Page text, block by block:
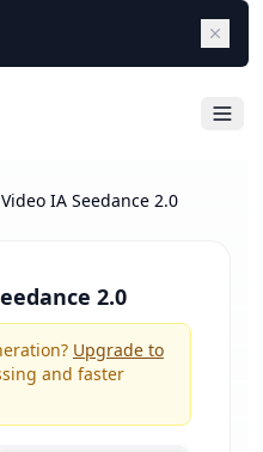
Open
IA Seedance 2.0
2.0
Upgrade to
and faster